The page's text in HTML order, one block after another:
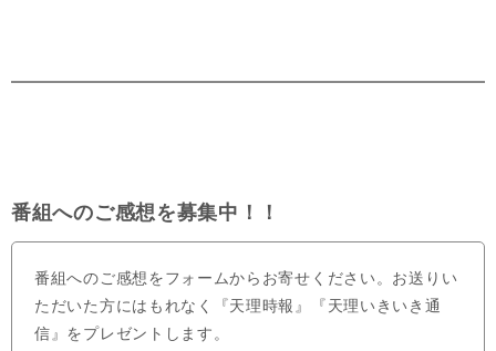
番組へのご感想を募集中！！
番組へのご感想をフォームからお寄せください。お送りい
ただいた方にはもれなく『天理時報』『天理いきいき通
信』をプレゼントします。